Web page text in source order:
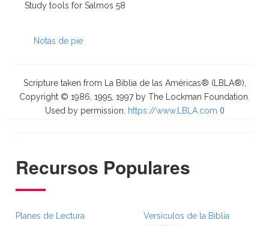
Study tools for Salmos 58
Notas de pie
Scripture taken from La Biblia de las Américas® (LBLA®),
Copyright © 1986, 1995, 1997 by The Lockman Foundation.
Used by permission.
https://www.LBLA.com ()
Recursos Populares
Planes de Lectura
Versículos de la Biblia